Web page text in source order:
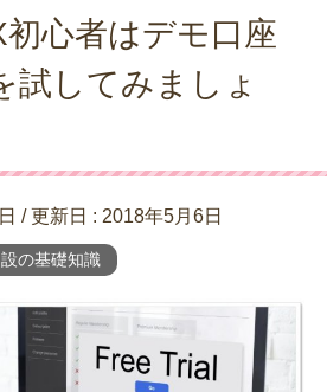
初心者はデモ口座
試してみましょ
/ 更新日 : 2018年5月6日
の基礎知識